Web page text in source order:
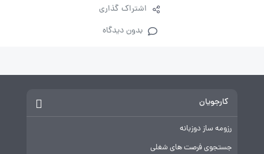
اشتراک گذاری
بدون دیدگاه
کارجویان
رزومه ساز دوزبانه
جستجوی فرصت های شغلی